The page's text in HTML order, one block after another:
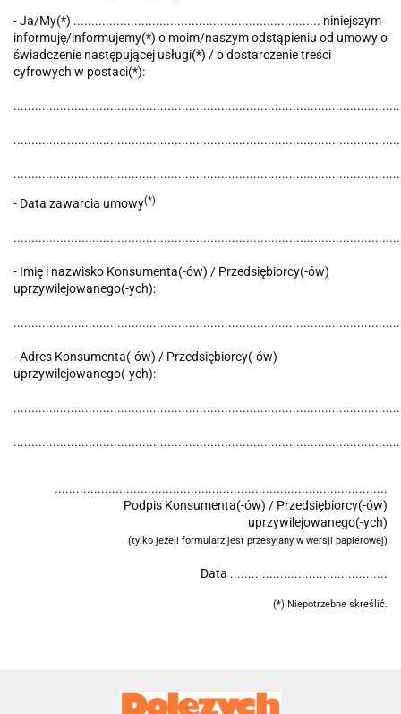
- Ja/My(*) ..................................................................... niniejszym
informuję/informujemy(*) o moim/naszym odstąpieniu od umowy o
świadczenie następującej usługi(*) / o dostarczenie treści
cyfrowych w postaci(*):
- Data zawarcia umowy(*)
- Imię i nazwisko Konsumenta(-ów) / Przedsiębiorcy(-ów)
uprzywilejowanego(-ych):
- Adres Konsumenta(-ów) / Przedsiębiorcy(-ów)
uprzywilejowanego(-ych):
.............................................................................................
Podpis Konsumenta(-ów) / Przedsiębiorcy(-ów)
uprzywilejowanego(-ych)
(tylko jeżeli formularz jest przesyłany w wersji papierowej)
Data ............................................
(*) Niepotrzebne skreślić.